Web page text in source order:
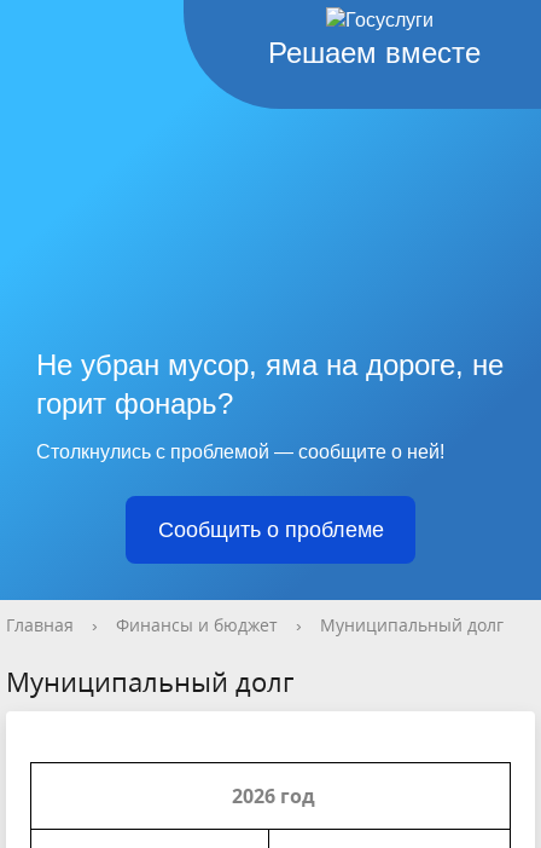
Решаем вместе
Не убран мусор, яма на дороге, не
горит фонарь?
Столкнулись с проблемой — сообщите о ней!
Сообщить о проблеме
Главная › Финансы и бюджет › Муниципальный долг
Муниципальный долг
2026 год